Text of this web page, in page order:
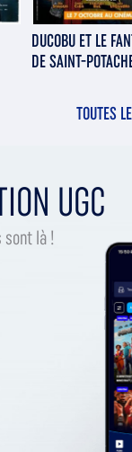
DUCOBU ET LE
DE SAINT-
TOUTES
UGC
sont là !